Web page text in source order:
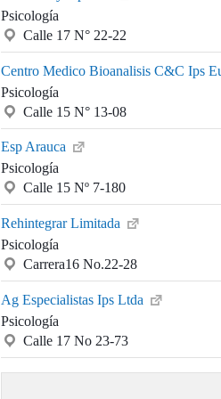
Psicología
Calle 17 N° 22-22
Centro Medico Bioanalisis C&C Ips
Psicología
Calle 15 N° 13-08
Esp Arauca
Psicología
Calle 15 Nº 7-180
Rehintegrar Limitada
Psicología
Carrera16 No.22-28
Ag Especialistas Ips Ltda
Psicología
Calle 17 No 23-73